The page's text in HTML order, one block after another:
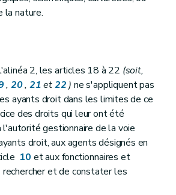
la nature.
2, les articles 18 à 22 (soit,
, 20, 21et22) ne s'appliquent pas
ayants droit dans les limites de ce
des droits qui leur ont été
l'autorité gestionnaire de la voie
droit, aux agents désignés en
10 et aux fonctionnaires et
et de constater les